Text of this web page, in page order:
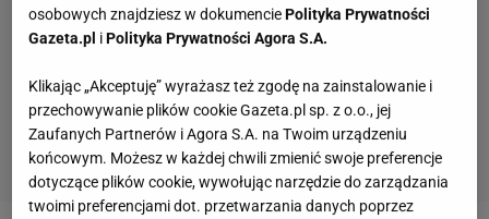
osobowych znajdziesz w dokumenciePolityka Prywatności
Gazeta.pl iPolityka Prywatności Agora S.A.
Klikając „Akceptuję” wyrażasz też zgodę na zainstalowanie i
przechowywanie plików cookie Gazeta.pl sp. z o.o., jej
Zaufanych Partnerów i Agora S.A. na Twoim urządzeniu
końcowym. Możesz w każdej chwili zmienić swoje preferencje
dotyczące plików cookie, wywołując narzędzie do zarządzania
twoimi preferencjami dot. przetwarzania danych poprzez